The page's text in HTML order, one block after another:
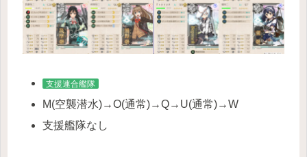
支援連合艦隊
M(空襲潜水)→O(通常)→Q→U(通常)→W
支援艦隊なし